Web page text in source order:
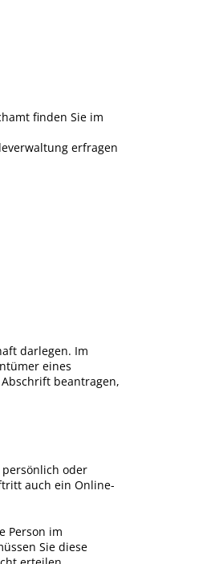
finden Sie im
erfragen
darlegen. Im
eines
beantragen,
oder
auch ein Online-
Person im
Sie diese